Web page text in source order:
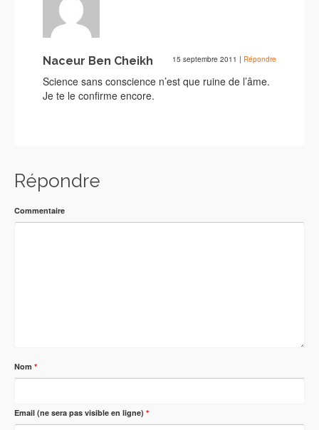
Naceur Ben Cheikh 15 septembre 2011 | Répondre
Science sans conscience n’est que ruine de l’âme.
Je te le confirme encore.
Répondre
Commentaire
Nom *
Email (ne sera pas visible en ligne) *